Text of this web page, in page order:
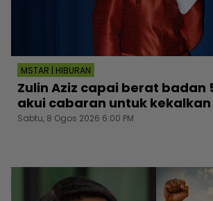
MSTAR | HIBURAN
Zulin Aziz capai berat badan
akui cabaran untuk kekalkan
Sabtu, 8 Ogos 2026 6:00 PM